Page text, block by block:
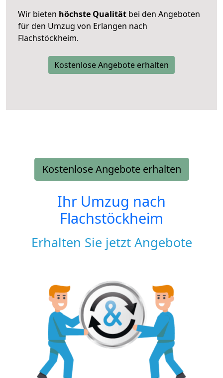
Wir bieten höchste Qualität bei den Angeboten
für den Umzug von Erlangen nach
Flachstöckheim.
Kostenlose Angebote erhalten
Kostenlose Angebote erhalten
Ihr Umzug nach
Flachstöckheim
Erhalten Sie jetzt Angebote